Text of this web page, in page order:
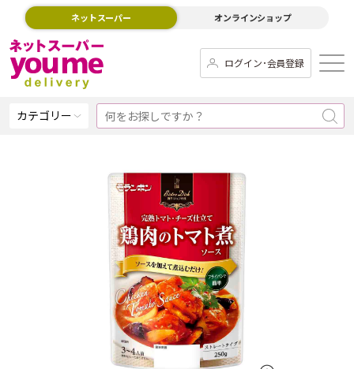
ネットスーパー オンラインショップ
ログイン･会員登録
カテゴリー